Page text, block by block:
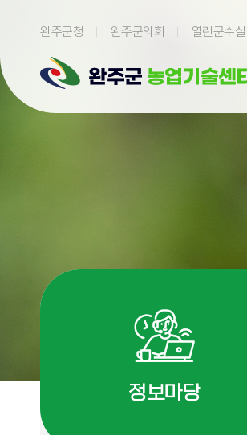
완주군청
완주군의회 열린군수실
정보마당